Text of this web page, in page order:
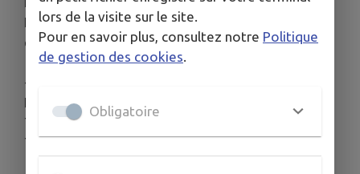
Les mercredis de 13h30 à 17h et tous les 2èmes
et 4èmes samedis du mois de 14h à 17h.
--
Informations complémentaires:
Téléphone cellulaire: +33 7 87 12 12 19
Téléphone filaire: +33 5 55 97 40 28
lors de la visite sur le site.
Pour en savoir plus, consultez notre Politique
de gestion des cookies
Obligatoire